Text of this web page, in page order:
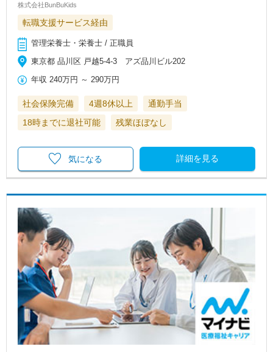
株式会社BunBuKids
転職支援サービス経由
管理栄養士・栄養士 / 正職員
東京都 品川区 戸越5-4-3 アズ品川ビル202
年収 240万円 ～ 290万円
社会保険完備 4週8休以上
通勤手当
18時までに退社可能
残業ほぼなし
詳細を見る
気になる